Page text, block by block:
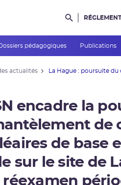
Rechercher
pédagogiques Publications
actualités La Hague : poursuite
encadre la
de
de base
sur le site de
réexamen